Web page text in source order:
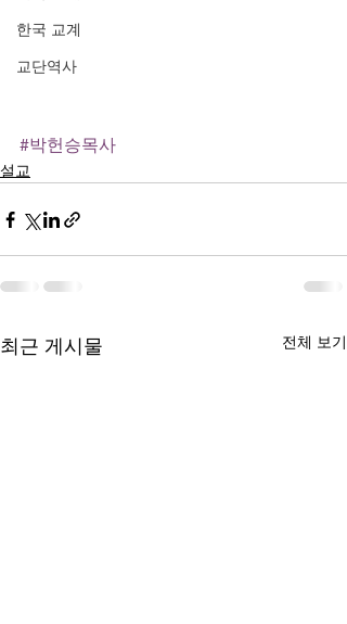
한국 교계
교단역사
#박헌승목사
설교
최근 게시물 전체 보기